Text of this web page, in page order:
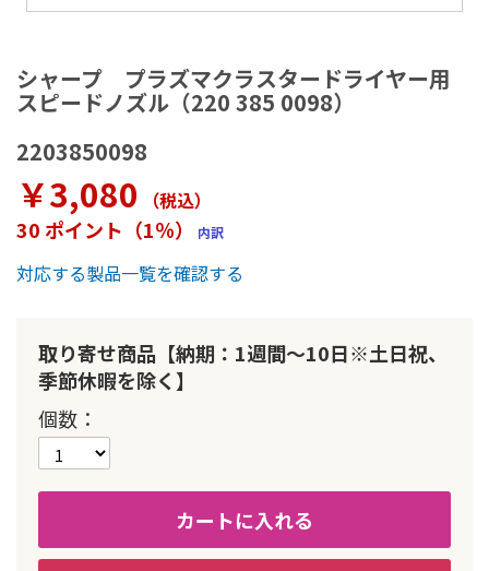
シャープ プラズマクラスタードライヤー用
スピードノズル（220 385 0098）
2203850098
￥3,080 （税込）
30 ポイント（1％） 内訳
対応する製品一覧を確認する
取り寄せ商品【納期：1週間～10日※土日祝、
季節休暇を除く】
個数
カートに入れる
メ
ー
ジ
ャ
リ
ー
の
最
初
動
す
る